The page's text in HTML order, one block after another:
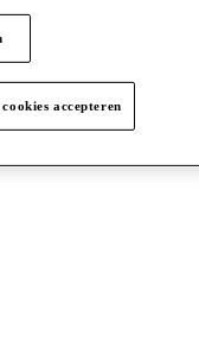
accepteren